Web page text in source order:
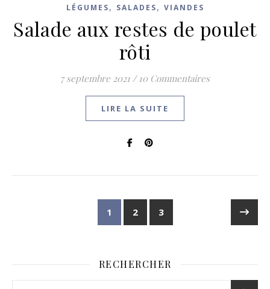
LÉGUMES, SALADES, VIANDES
Salade aux restes de poulet
rôti
7 septembre 2021 / 10 Commentaires
LIRE LA SUITE
1 2 3
RECHERCHER